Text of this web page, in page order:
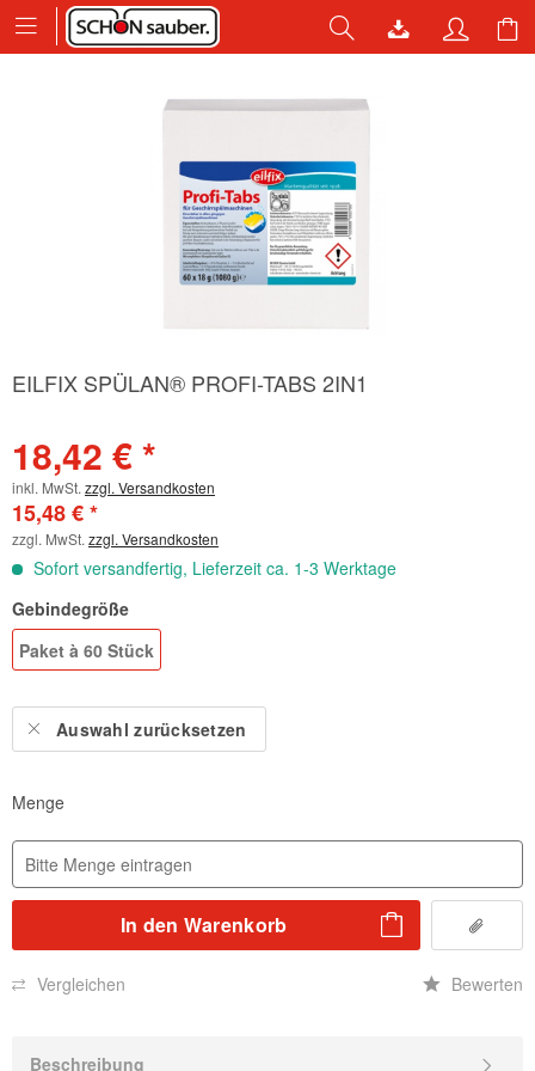
EILFIX SPÜLAN® PROFI-TABS 2IN1
18,42 € *
inkl. MwSt. zzgl. Versandkosten
15,48 € *
zzgl. MwSt. zzgl. Versandkosten
Sofort versandfertig, Lieferzeit ca. 1-3 Werktage
Gebindegröße
Paket à 60 Stück
Auswahl zurücksetzen
Menge
In den Warenkorb
Vergleichen Bewerten
Beschreibung